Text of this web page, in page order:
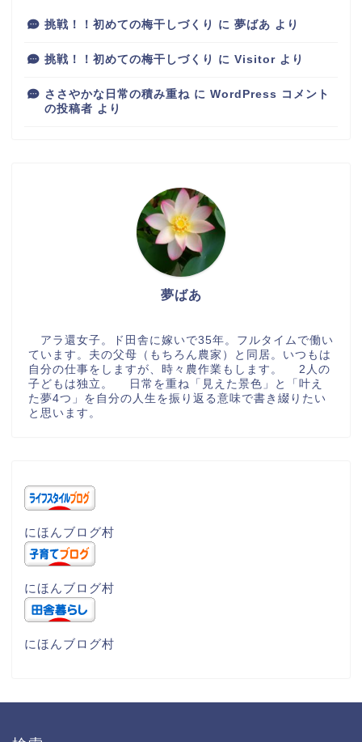
挑戦！！初めての梅干しづくり に 夢ばあ より
挑戦！！初めての梅干しづくり に Visitor より
ささやかな日常の積み重ね に WordPress コメント
の投稿者 より
夢ばあ
アラ還女子。ド田舎に嫁いで35年。フルタイムで働い
ています。夫の父母（もちろん農家）と同居。いつもは
自分の仕事をしますが、時々農作業もします。 2人の
子どもは独立。 日常を重ね「見えた景色」と「叶え
た夢4つ」を自分の人生を振り返る意味で書き綴りたい
と思います。
にほんブログ村
にほんブログ村
にほんブログ村
二拠点生活